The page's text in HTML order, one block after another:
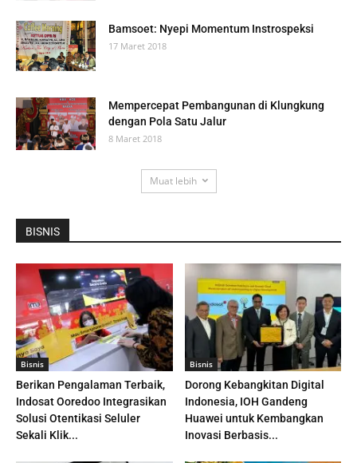
Bamsoet: Nyepi Momentum Instrospeksi
17 Maret 2018
Mempercepat Pembangunan di Klungkung
dengan Pola Satu Jalur
8 Maret 2018
Muat lebih
BISNIS
Bisnis
Berikan Pengalaman Terbaik,
Indosat Ooredoo Integrasikan
Solusi Otentikasi Seluler
Sekali Klik...
Bisnis
Dorong Kebangkitan Digital
Indonesia, IOH Gandeng
Huawei untuk Kembangkan
Inovasi Berbasis...